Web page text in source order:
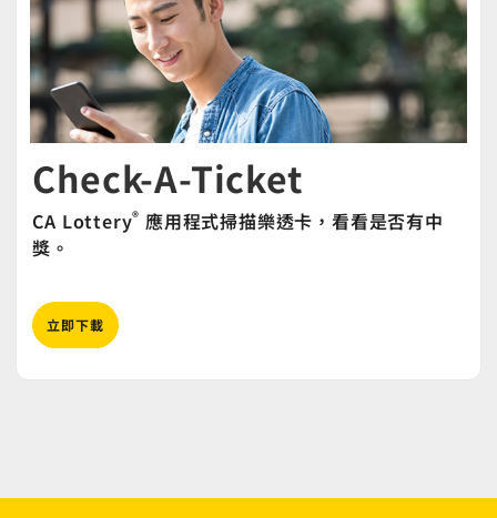
Check-A-Ticket
CA Lottery® 應用程式掃描樂透卡，看看是否有中
獎。
立即下載